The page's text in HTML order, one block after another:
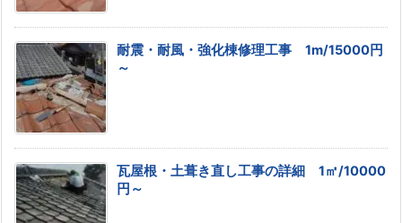
耐震・耐風・強化棟修理工事 1m/15000円
～
瓦屋根・土葺き直し工事の詳細 1㎡/10000
円～